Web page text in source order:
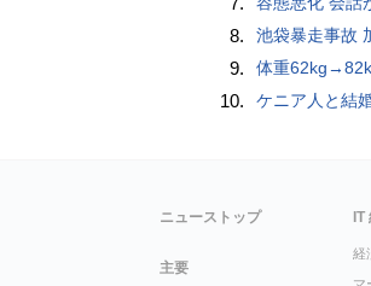
8. 池袋暴走事故
9. 体重
10. ケニア人と結
ニューストップ
主要
IT
経